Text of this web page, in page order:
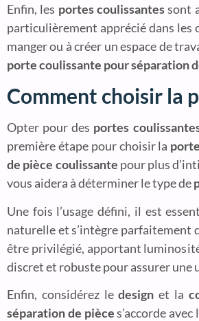
Enfin, les portes coulissantessont
particulièrement apprécié dans
manger ou à créer un espace de
porte coulissante pour séparation
Comment choisir la
Opter pour des portes
première étape pour choisir la
de pièce coulissante pour plus
vous aidera à déterminer le type de
Une fois l’usage défini, il est
naturelle et s’intègre parfaitement
être privilégié, apportant
discret et robuste pour assurer
Enfin, considérez ledesign et la
séparation de pièces’accorde